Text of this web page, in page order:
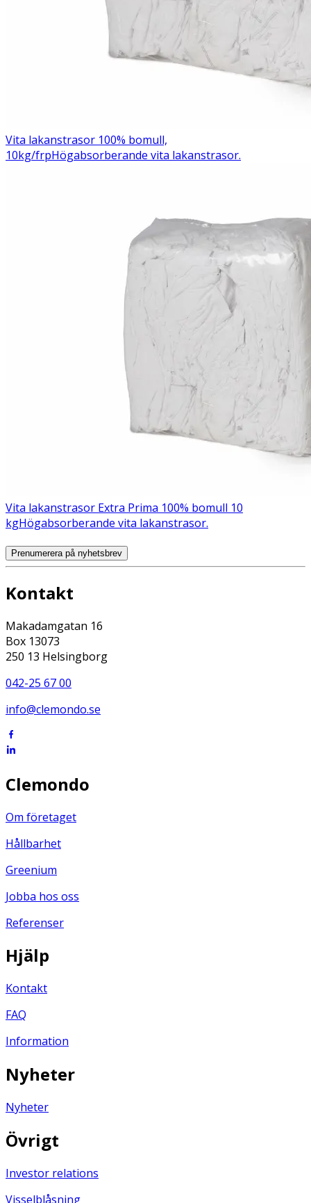
Vita lakanstrasor 100% bomull,
10kg/frpHögabsorberande vita lakanstrasor.
Vita lakanstrasor Extra Prima 100% bomull 10
kgHögabsorberande vita lakanstrasor.
Prenumerera på nyhetsbrev
Kontakt
Makadamgatan 16
Box 13073
250 13 Helsingborg
042-25 67 00
info@clemondo.se
Clemondo
Om företaget
Hållbarhet
Greenium
Jobba hos oss
Referenser
Hjälp
Kontakt
FAQ
Information
Nyheter
Nyheter
Övrigt
Investor relations
Visselblåsning